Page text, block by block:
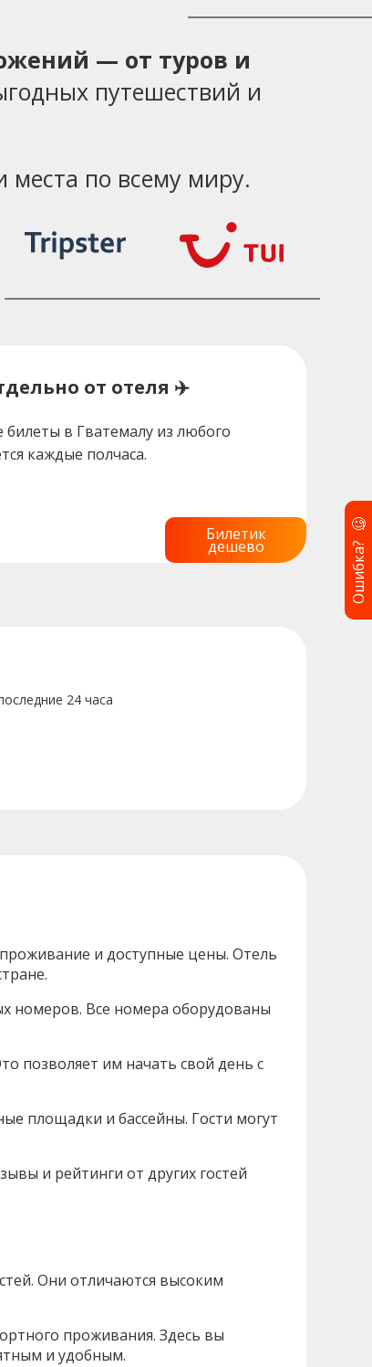
— от туров и
путешествий и
места по всему миру.
от отеля ✈️
в Гватемалу из любого
каждые полчаса.
Билетик
дешево
24 часа
и доступные цены. Отель
номеров. Все номера оборудованы
позволяет им начать свой день с
площадки и бассейны. Гости могут
и рейтинги от других гостей
Они отличаются высоким
проживания. Здесь вы
и удобным.
Ошибка?
🧐